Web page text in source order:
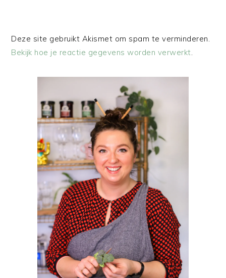
Deze site gebruikt Akismet om spam te verminderen.
Bekijk hoe je reactie gegevens worden verwerkt.